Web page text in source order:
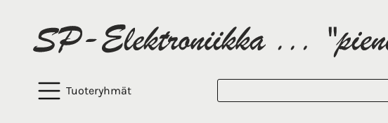
Tuoteryhmät